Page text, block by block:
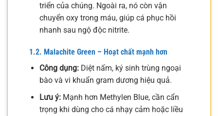
triển của chúng. Ngoài ra, nó còn vận
chuyển oxy trong máu, giúp cá phục hồi
nhanh sau ngộ độc nitrite.
1.2. Malachite Green – Hoạt chất mạnh hơn
Công dụng:Diệt nấm, ký sinh trùng ngoại
bào và vi khuẩn gram dương hiệu quả.
Lưu ý:Mạnh hơn Methylen Blue, cần cẩn
trọng khi dùng cho cá nhạy cảm hoặc liều